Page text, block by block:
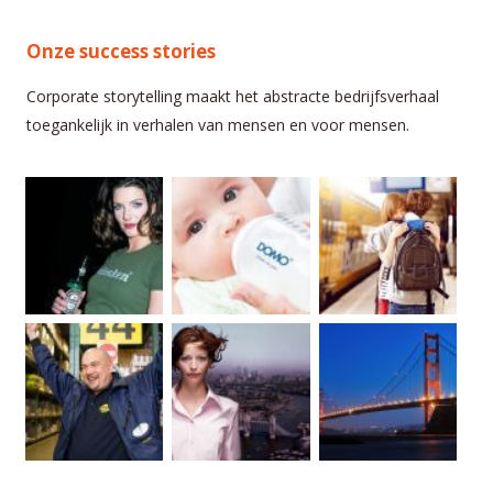
Onze success stories
Corporate storytelling maakt het abstracte bedrijfsverhaal
toegankelijk in verhalen van mensen en voor mensen.